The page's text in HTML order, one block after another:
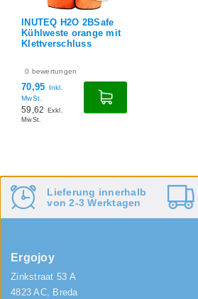
INUTEQ H2O 2BSafe
Kühlweste orange mit
Klettverschluss
0 bewertungen
70,95
Inkl.
MwSt.
59,62
Exkl.
MwSt.
Lieferung innerhalb
von 2-3 Werktagen
Ergojoy
Zinkstraat 53 A
4823 AC, Breda